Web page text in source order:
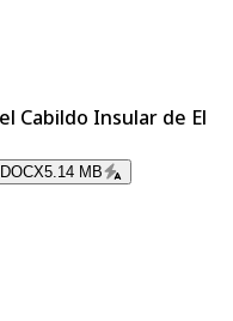
Cabildo Insular de El
DOCX5.14 MB